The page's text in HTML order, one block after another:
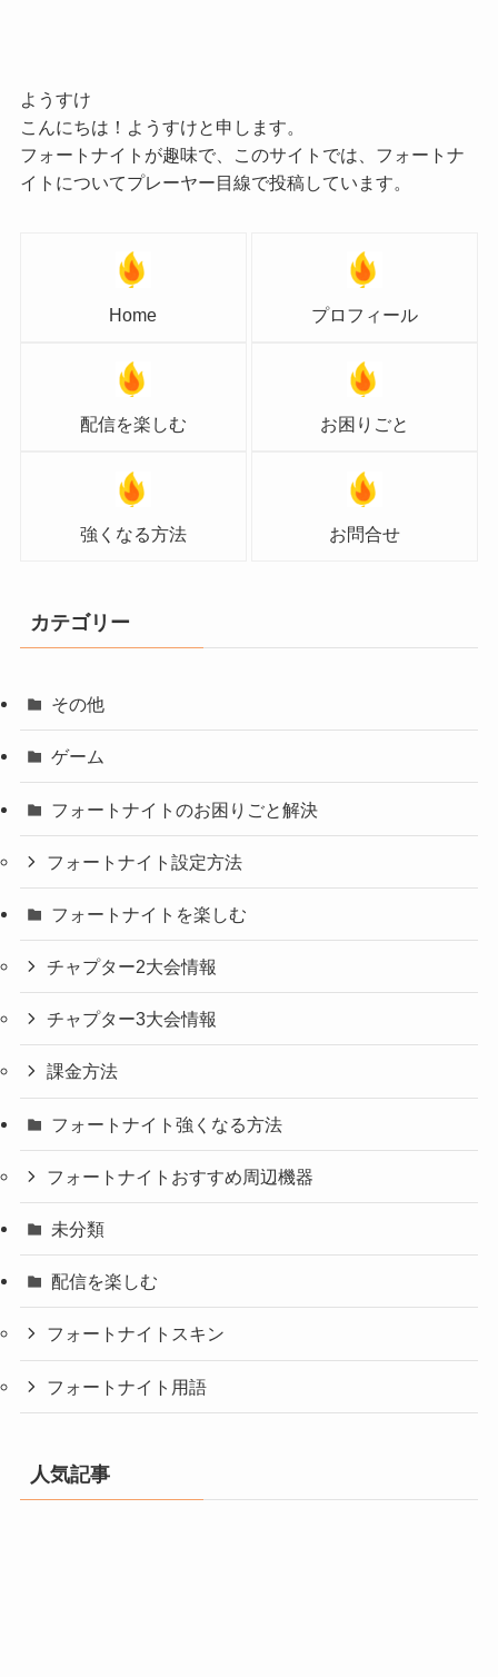
ようすけ
こんにちは！ようすけと申します。
フォートナイトが趣味で、このサイトでは、フォートナ
イトについてプレーヤー目線で投稿しています。
Home プロフィール
配信を楽しむ お困りごと
強くなる方法 お問合せ
カテゴリー
その他
ゲーム
フォートナイトのお困りごと解決
フォートナイト設定方法
フォートナイトを楽しむ
チャプター2大会情報
チャプター3大会情報
課金方法
フォートナイト強くなる方法
フォートナイトおすすめ周辺機器
未分類
配信を楽しむ
フォートナイトスキン
フォートナイト用語
人気記事